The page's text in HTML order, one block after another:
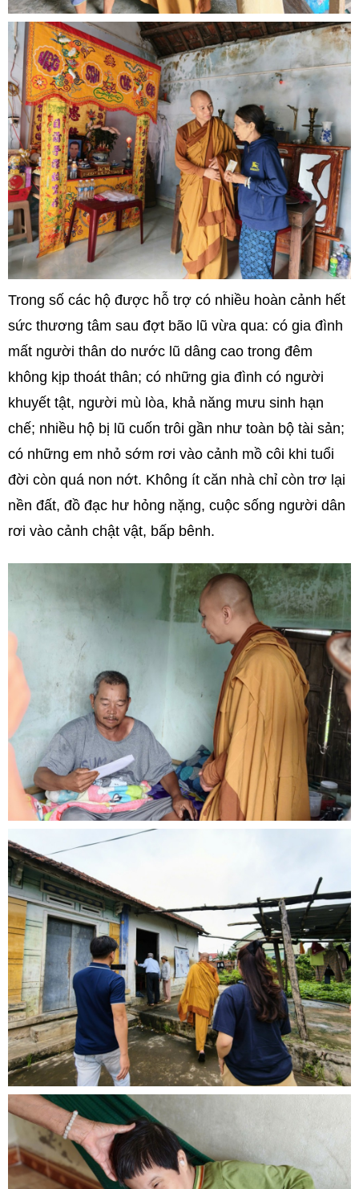
Trong số các hộ được hỗ trợ có nhiều hoàn cảnh hết
sức thương tâm sau đợt bão lũ vừa qua: có gia đình
mất người thân do nước lũ dâng cao trong đêm
không kịp thoát thân; có những gia đình có người
khuyết tật, người mù lòa, khả năng mưu sinh hạn
chế; nhiều hộ bị lũ cuốn trôi gần như toàn bộ tài sản;
có những em nhỏ sớm rơi vào cảnh mồ côi khi tuổi
đời còn quá non nớt. Không ít căn nhà chỉ còn trơ lại
nền đất, đồ đạc hư hỏng nặng, cuộc sống người dân
rơi vào cảnh chật vật, bấp bênh.